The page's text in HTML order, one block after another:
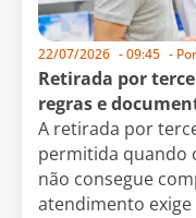
22/07/2026 -09:45 -
Retirada por
regras e
A retirada por
permitida quando
não consegue
atendimento exige